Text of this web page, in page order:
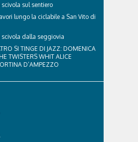
sul sentiero
lungo la ciclabile a San Vito di
scivola dalla seggiovia
SI TINGE DI JAZZ: DOMENICA
TWISTERS WHIT ALICE
D’AMPEZZO